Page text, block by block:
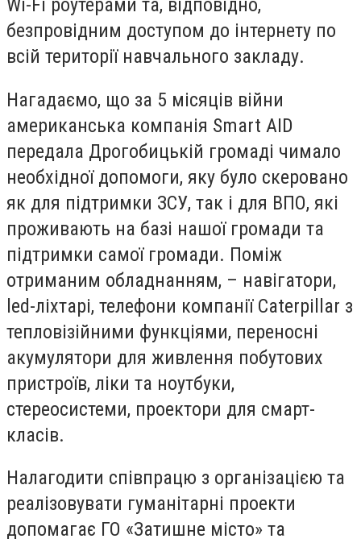
Wi-Fi роутерами та, відповідно,
безпровідним доступом до інтернету по
всій території навчального закладу.
Нагадаємо, що за 5 місяців війни
американська компанія Smart AID
передала Дрогобицькій громаді чимало
необхідної допомоги, яку було скеровано
як для підтримки ЗСУ, так і для ВПО, які
проживають на базі нашої громади та
підтримки самої громади. Поміж
отриманим обладнанням, – навігатори,
led-ліхтарі, телефони компанії Caterpillar з
тепловізійними функціями, переносні
акумулятори для живлення побутових
пристроїв, ліки та ноутбуки,
стереосистеми, проектори для смарт-
класів.
Налагодити співпрацю з організацією та
реалізовувати гуманітарні проекти
допомагає ГО «Затишне місто» та